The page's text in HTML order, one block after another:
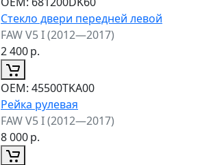
Стекло двери передней левой
FAW V5 I (2012—2017)
2 400р.
ОЕМ: 45500TKA00
Рейка рулевая
FAW V5 I (2012—2017)
8 000р.